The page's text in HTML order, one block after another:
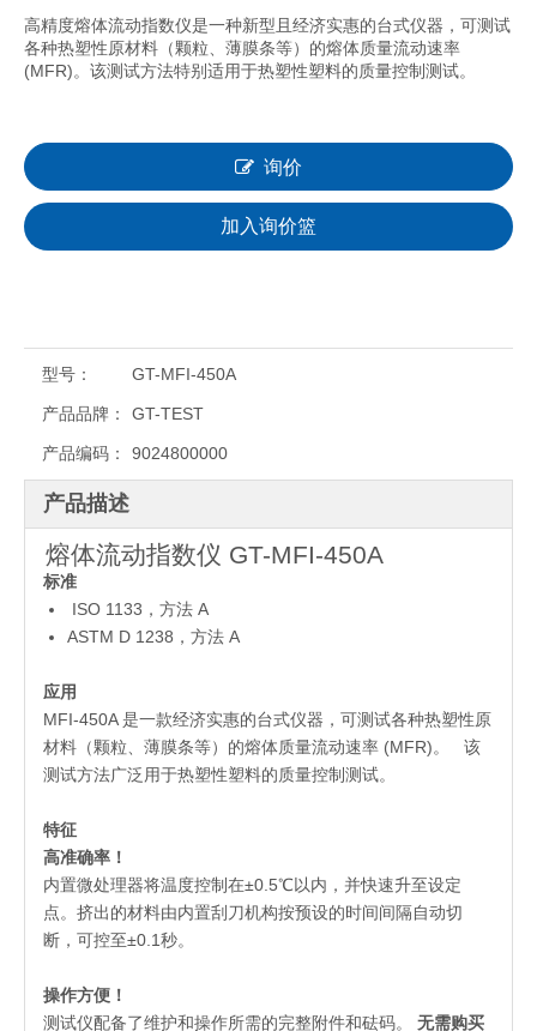
高精度熔体流动指数仪是一种新型且经济实惠的台式仪器，可测试
各种热塑性原材料（颗粒、薄膜条等）的熔体质量流动速率
(MFR)。该测试方法特别适用于热塑性塑料的质量控制测试。
询价
加入询价篮
型号： GT-MFI-450A
产品品牌： GT-TEST
产品编码： 9024800000
产品描述
熔体流动指数仪 GT-MFI-450A
标准
ISO 1133，方法 A
ASTM D 1238，方法 A
应用
MFI-450A 是一款经济实惠的台式仪器，可测试各种热塑性原
材料（颗粒、薄膜条等）的熔体质量流动速率 (MFR)。 该
测试方法广泛用于热塑性塑料的质量控制测试。
特征
高准确率！
内置微处理器将温度控制在±0.5℃以内，并快速升至设定
点。挤出的材料由内置刮刀机构按预设的时间间隔自动切
断，可控至±0.1秒。
操作方便！
测试仪配备了维护和操作所需的完整附件和砝码。 无需购买